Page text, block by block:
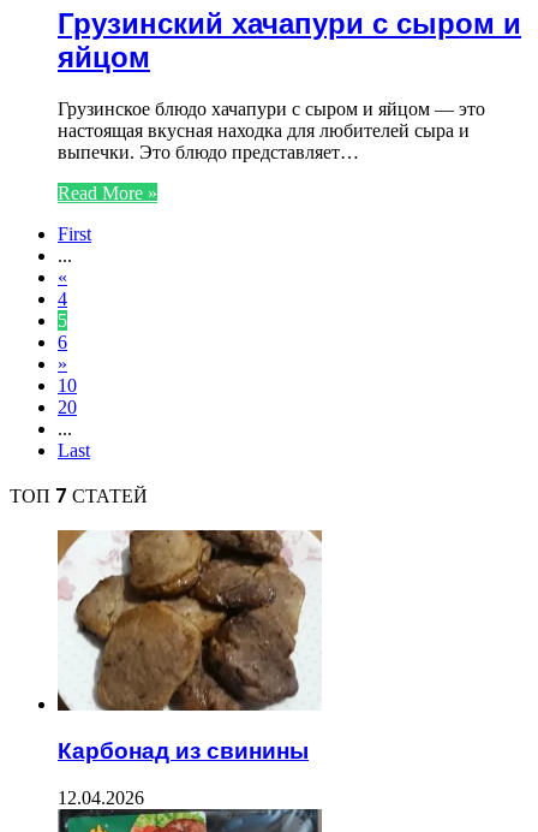
Грузинский хачапури с сыром и
яйцом
Грузинское блюдо хачапури с сыром и яйцом — это
настоящая вкусная находка для любителей сыра и
выпечки. Это блюдо представляет…
Read More »
First
...
«
4
5
6
»
10
20
...
Last
ТОП 7 СТАТЕЙ
Карбонад из свинины
12.04.2026